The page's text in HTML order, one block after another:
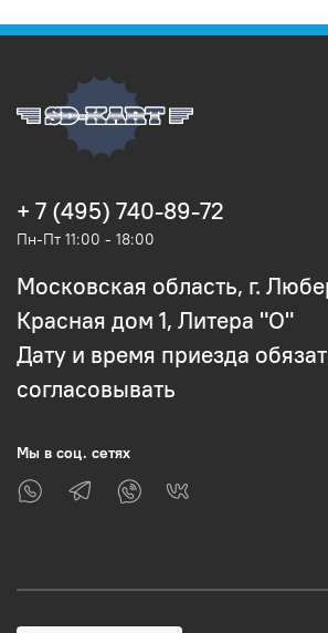
+ 7 (495) 740-89-72
Пн-Пт 11:00 - 18:00
Московская область, г.
Красная дом 1, Литера "О"
Дату и время приезда
согласовывать
Мы в соц. сетях